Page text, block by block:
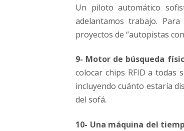
Un piloto automático
adelantamos trabajo.
proyectos de “autopistas
9- Motor de búsqueda
colocar chips RFID a todas
incluyendo cuánto estaría
del sofá.
10- Una máquina del